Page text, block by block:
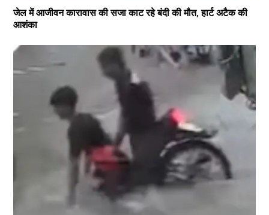
जेल में आजीवन कारावास की सजा काट रहे बंदी की मौत, हार्ट अटैक की
आशंका